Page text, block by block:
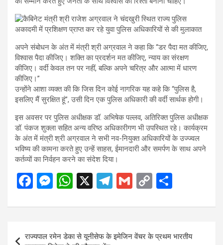
अपने संबोधन के अंत में मंत्री श्री अग्रवाल ने कहा कि “डर पैदा मत कीजिए,
विश्वास पैदा कीजिए। शक्ति का प्रदर्शन मत कीजिए, न्याय का संरक्षण
कीजिए। वर्दी केवल तन पर नहीं, बल्कि अपने चरित्र और आत्मा में धारण
कीजिए।”
उन्होंने आशा व्यक्त की कि जिस दिन कोई नागरिक यह कहे कि “पुलिस है,
इसलिए मैं सुरक्षित हूं”, उसी दिन एक पुलिस अधिकारी की वर्दी सार्थक होगी।
इस अवसर पर पुलिस अधीक्षक डॉ. अभिषेक पल्लव, अतिरिक्त पुलिस अधीक्षक
डॉ. पंकज शुक्ला सहित अन्य वरिष्ठ अधिकारीगण भी उपस्थित रहे। कार्यक्रम
के अंत में मंत्री श्री अग्रवाल ने सभी नव-नियुक्त अधिकारियों के उज्ज्वल
भविष्य की कामना करते हुए उन्हें साहस, ईमानदारी और समर्पण के साथ अपने
कर्तव्यों का निर्वहन करने का संदेश दिया।
F
ce
M
se
n
W
at
s
X
T
e
gr
G
ail
C
py ar
राज्यपाल रमेन डेका से यूनीसेफ के इमेजिन वेंचर के प्रथम भारतीय